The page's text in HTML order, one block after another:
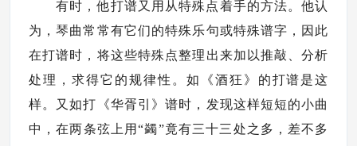
有时，他打谱又用从特殊点着手的方法。他认
为，琴曲常常有它们的特殊乐句或特殊谱字，因此
在打谱时，将这些特殊点整理出来加以推敲、分析
处理，求得它的规律性。如《酒狂》的打谱是这
样。又如打《华胥引》谱时，发现这样短短的小曲
中，在两条弦上用“蠲”竟有三十三处之多，差不多